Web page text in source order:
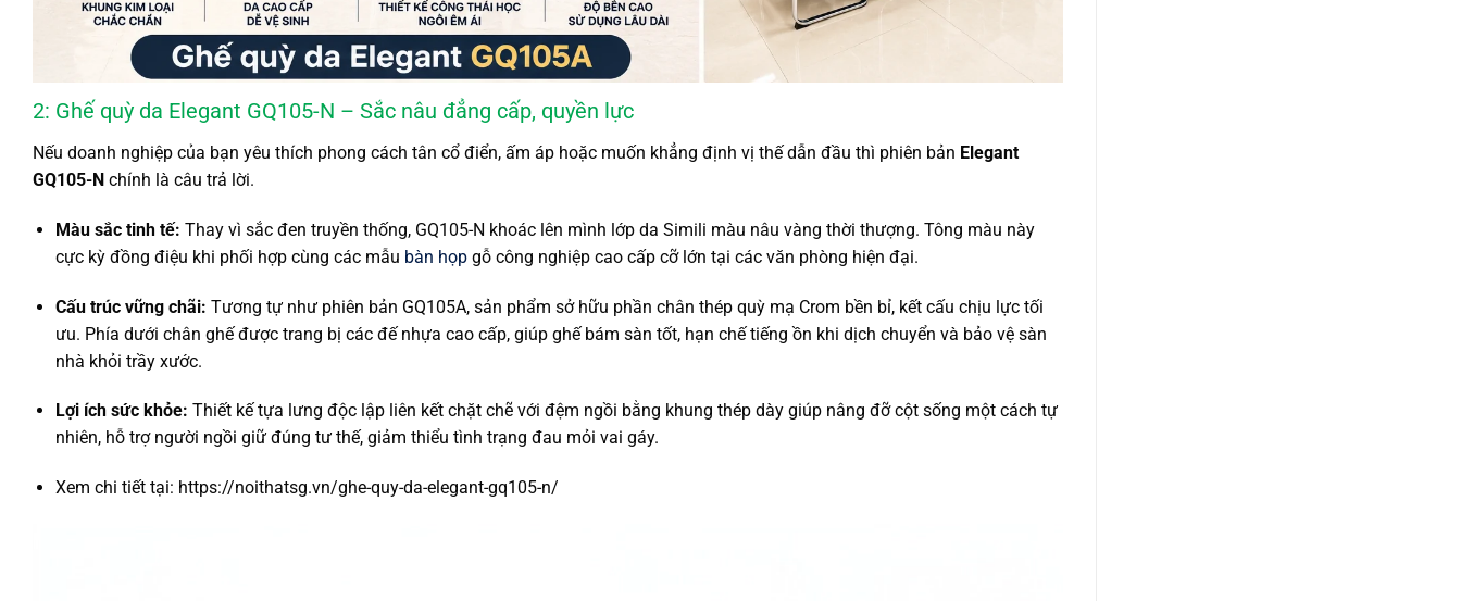
2: Ghế quỳ da Elegant GQ105-N – Sắc nâu đẳng cấp, quyền lực
Nếu doanh nghiệp của bạn yêu thích phong cách tân cổ điển, ấm áp hoặc muốn khẳng định vị thế dẫn đầu thì phiên bản Elegant
GQ105-N chính là câu trả lời.
Màu sắc tinh tế: Thay vì sắc đen truyền thống, GQ105-N khoác lên mình lớp da Simili màu nâu vàng thời thượng. Tông màu này
cực kỳ đồng điệu khi phối hợp cùng các mẫu bàn họpgỗ công nghiệp cao cấp cỡ lớn tại các văn phòng hiện đại.
Cấu trúc vững chãi: Tương tự như phiên bản GQ105A, sản phẩm sở hữu phần chân thép quỳ mạ Crom bền bỉ, kết cấu chịu lực tối
ưu. Phía dưới chân ghế được trang bị các đế nhựa cao cấp, giúp ghế bám sàn tốt, hạn chế tiếng ồn khi dịch chuyển và bảo vệ sàn
nhà khỏi trầy xước.
Lợi ích sức khỏe: Thiết kế tựa lưng độc lập liên kết chặt chẽ với đệm ngồi bằng khung thép dày giúp nâng đỡ cột sống một cách tự
nhiên, hỗ trợ người ngồi giữ đúng tư thế, giảm thiểu tình trạng đau mỏi vai gáy.
Xem chi tiết tại: https://noithatsg.vn/ghe-quy-da-elegant-gq105-n/